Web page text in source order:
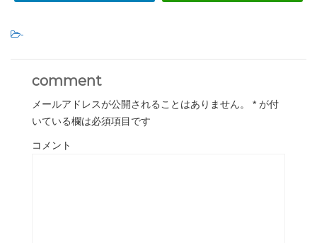
-
comment
メールアドレスが公開されることはありません。 * が付
いている欄は必須項目です
コメント